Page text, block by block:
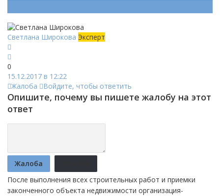
Светлана Широкова Эксперт
0
15.12.2017 в 12:22
Жалоба
Войдите, чтобы ответить
Опишите, почему вы пишете жалобу на этот
ответ
Жалоба
После выполнения всех строительных работ и приемки
законченного объекта недвижимости организация-